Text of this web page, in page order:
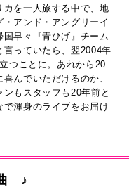
カを一人旅する中で、地
アンド・アングリーイ
早々『青ひげ』チーム
っていたら、翌2004年
つことに。あれから20
んでいただけるのか、
もスタッフも20年前と
渾身のライブをお届け
♪